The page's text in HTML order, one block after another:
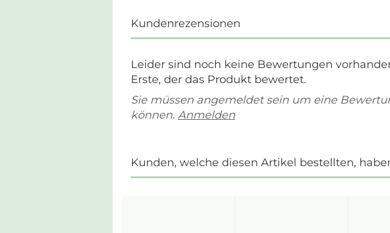
Kundenrezensionen
Leider sind noch keine Bewertungen
Erste, der das Produkt bewertet.
Sie müssen angemeldet sein um eine
können. Anmelden
Kunden, welche diesen Artikel bestellten,